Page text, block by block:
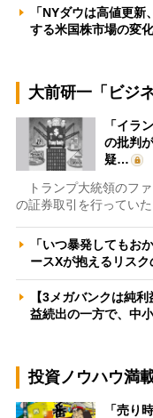
「NYダウは高値更
する米国株市場の
大前研一「ビジ
「イラ
の批判
疑…
トランプ大統領のフ
の証券取引を行ってい
「いつ暴発してもお
ースXが抱えるリス
【3メガバンクは純
益続出の一方で、中
投資ノウハウ満
「売り